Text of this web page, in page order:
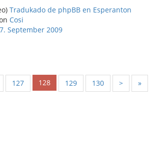
Tradukado de phpBB en Esperanton
Cosi
September 2009
127 128 129 130 > »